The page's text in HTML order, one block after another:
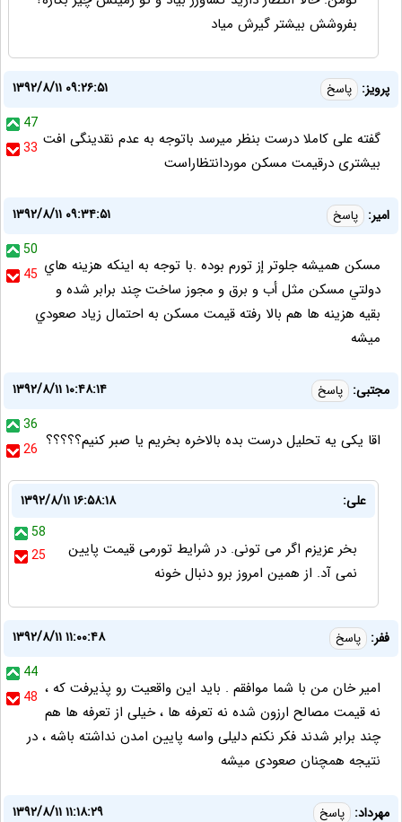
بفروشش بيشتر گيرش مياد
پرویز: پاسخ
۱۳۹۲/۸/۱۱ ۰۹:۲۶:۵۱
47
33 گفته علی کاملا درست بنظر میرسد باتوجه به عدم نقدینگی افت
بیشتری درقیمت مسکن موردانتظاراست
امير: پاسخ
۱۳۹۲/۸/۱۱ ۰۹:۳۴:۵۱
50
45 مسكن هميشه جلوتر إز تورم بوده .با توجه به اينكه هزينه هاي
دولتي مسكن مثل أب و برق و مجوز ساخت چند برابر شده و
بقيه هزينه ها هم بالا رفته قيمت مسكن به احتمال زياد صعودي
ميشه
مجتبی: پاسخ
۱۳۹۲/۸/۱۱ ۱۰:۴۸:۱۴
36
26 اقا یکی یه تحلیل درست بده بالاخره بخریم یا صبر کنیم؟؟؟؟؟
علی:
۱۳۹۲/۸/۱۱ ۱۶:۵۸:۱۸
58
25
بخر عزیزم اگر می تونی. در شرایط تورمی قیمت پایین
نمی آد. از همین امروز برو دنبال خونه
ففر: پاسخ
۱۳۹۲/۸/۱۱ ۱۱:۰۰:۴۸
44
48 امیر خان من با شما موافقم . باید این واقعیت رو پذیرفت که ،
نه قیمت مصالح ارزون شده نه تعرفه ها ، خیلی از تعرفه ها هم
چند برابر شدند فکر نکنم دلیلی واسه پایین امدن نداشته باشه ، در
نتیجه همچنان صعودی میشه
مهرداد: پاسخ
۱۳۹۲/۸/۱۱ ۱۱:۱۸:۲۹